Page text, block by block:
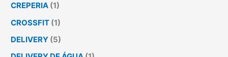
CREPERIA (1)
CROSSFIT (1)
DELIVERY (5)